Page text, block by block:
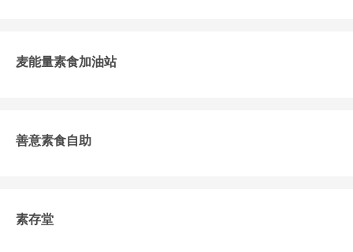
麦能量素食加油站
善意素食自助
素存堂